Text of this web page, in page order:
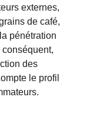
externes,
de café,
pénétration
des
le profil